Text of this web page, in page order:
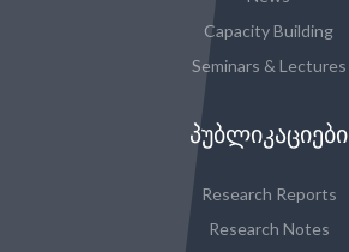
Capacity Building
Seminars & Lectures
ᲞᲣᲑᲚᲘᲙᲐᲪᲘᲔᲑᲘ
Research Reports
Research Notes